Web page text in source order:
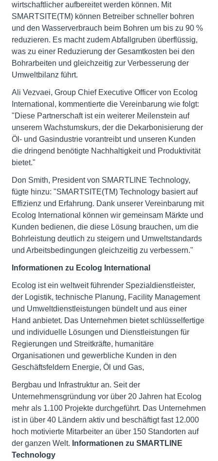
wirtschaftlicher aufbereitet werden können. Mit
SMARTSITE(TM) können Betreiber schneller bohren
und den Wasserverbrauch beim Bohren um bis zu 90 %
reduzieren. Es macht zudem Abfallgruben überflüssig,
was zu einer Reduzierung der Gesamtkosten bei den
Bohrarbeiten und gleichzeitig zur Verbesserung der
Umweltbilanz führt.
Ali Vezvaei, Group Chief Executive Officer von Ecolog
International, kommentierte die Vereinbarung wie folgt:
"Diese Partnerschaft ist ein weiterer Meilenstein auf
unserem Wachstumskurs, der die Dekarbonisierung der
Öl- und Gasindustrie vorantreibt und unseren Kunden
die dringend benötigte Nachhaltigkeit und Produktivität
bietet."
Don Smith, President von SMARTLINE Technology,
fügte hinzu: "SMARTSITE(TM) Technology basiert auf
Effizienz und Erfahrung. Dank unserer Vereinbarung mit
Ecolog International können wir gemeinsam Märkte und
Kunden bedienen, die diese Lösung brauchen, um die
Bohrleistung deutlich zu steigern und Umweltstandards
und Arbeitsbedingungen gleichzeitig zu verbessern."
Informationen zu Ecolog International
Ecolog ist ein weltweit führender Spezialdienstleister,
der Logistik, technische Planung, Facility Management
und Umweltdienstleistungen bündelt und aus einer
Hand anbietet. Das Unternehmen bietet schlüsselfertige
und individuelle Lösungen und Dienstleistungen für
Regierungen und Streitkräfte, humanitäre
Organisationen und gewerbliche Kunden in den
Geschäftsfeldern Energie, Öl und Gas,
Bergbau und Infrastruktur an. Seit der
Unternehmensgründung vor über 20 Jahren hat Ecolog
mehr als 1.100 Projekte durchgeführt. Das Unternehmen
ist in über 40 Ländern aktiv und beschäftigt fast 12.000
hoch motivierte Mitarbeiter an über 150 Standorten auf
der ganzen Welt. Informationen zu SMARTLINE
Technology